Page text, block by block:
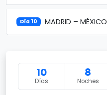
Día 10 MADRID – MÉXICO
10
Días
8
Noches